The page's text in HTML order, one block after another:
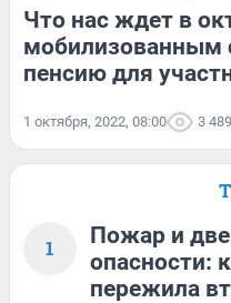
Что нас ждет в
мобилизованным
пенсию для
1 октября, 2022, 08:00 3 489
1
Пожар и
опасности:
пережила